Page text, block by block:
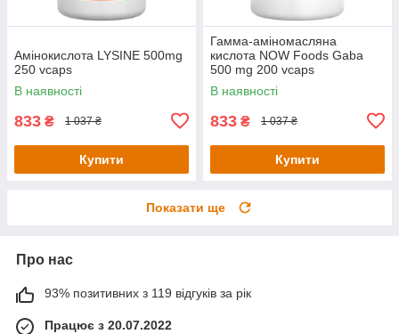
Амінокислота LYSINE 500mg
250 vcaps
В наявності
833 ₴ 1 037 ₴
Купити
Гамма-аміномасляна
кислота NOW Foods Gaba
500 mg 200 vcaps
В наявності
833 ₴ 1 037 ₴
Купити
Показати ще
Про нас
93% позитивних з 119 відгуків за рік
Працює з 20.07.2022